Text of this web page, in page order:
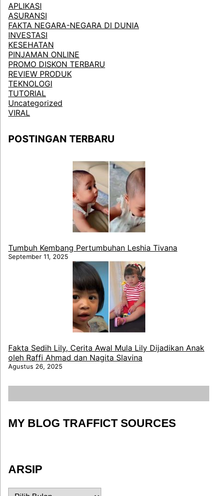
APLIKASI
ASURANSI
FAKTA NEGARA-NEGARA DI DUNIA
INVESTASI
KESEHATAN
PINJAMAN ONLINE
PROMO DISKON TERBARU
REVIEW PRODUK
TEKNOLOGI
TUTORIAL
Uncategorized
VIRAL
POSTINGAN TERBARU
Tumbuh Kembang Pertumbuhan Leshia Tivana
September 11, 2025
Fakta Sedih Lily, Cerita Awal Mula Lily Dijadikan Anak
oleh Raffi Ahmad dan Nagita Slavina
Agustus 26, 2025
MY BLOG TRAFFICT SOURCES
ARSIP
ARSIP